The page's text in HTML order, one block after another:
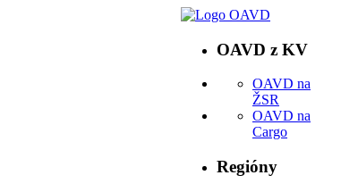
OAVD z KV
OAVD na
ŽSR
OAVD na
Cargo
Regióny